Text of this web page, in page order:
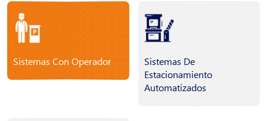
Sistemas Con Operador
Sistemas De
Estacionamiento
Automatizados